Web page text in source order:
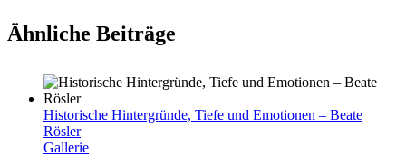
Ähnliche Beiträge
Historische Hintergründe, Tiefe und Emotionen – Beate
Rösler
Gallerie